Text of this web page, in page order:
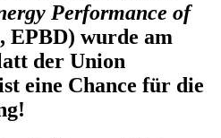
Performance of
, EPBD) wurde am
der Union
eine Chance für die